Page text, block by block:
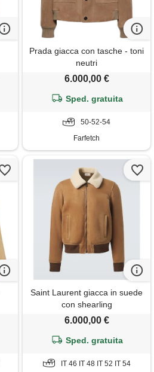
Prada giacca con tasche - toni
neutri
6.000,00 €
Sped. gratuita
50-52-54
Farfetch
Saint Laurent giacca in suede
con shearling
6.000,00 €
Sped. gratuita
IT 46 IT 48 IT 52 IT 54